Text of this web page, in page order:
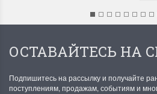
ОСТАВАЙТЕСЬ НА
Подпишитесь на рассылку и получайте
поступлениям, продажам, событиям и